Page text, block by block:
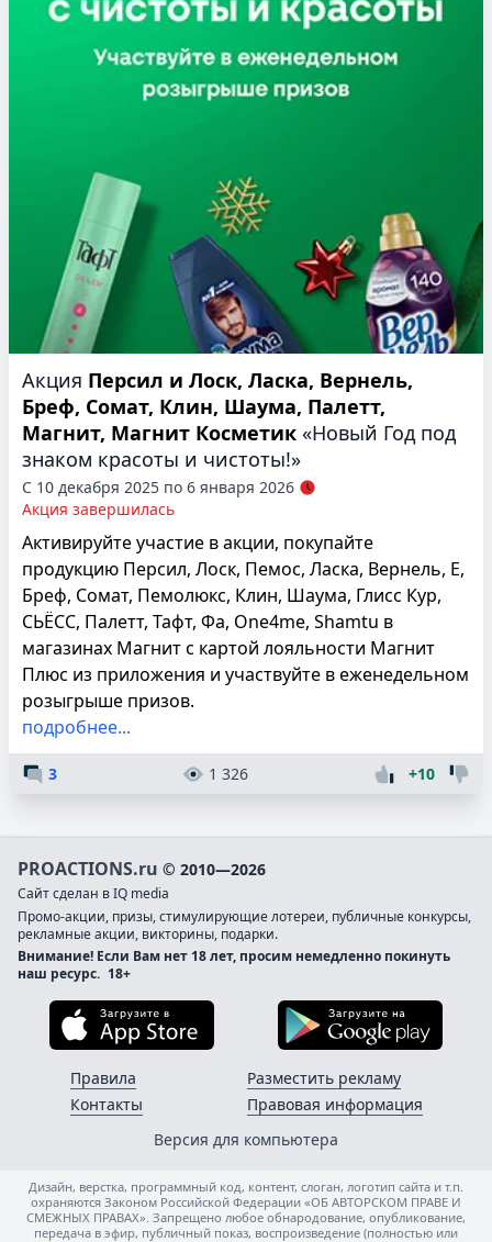
Акция Персил и Лоск, Ласка, Вернель,
Бреф, Сомат, Клин, Шаума, Палетт,
Магнит, Магнит Косметик «Новый Год под
знаком красоты и чистоты!»
С 10 декабря 2025 по 6 января 2026
Акция завершилась
Активируйте участие в акции, покупайте
продукцию Персил, Лоск, Пемос, Ласка, Вернель, Е,
Бреф, Сомат, Пемолюкс, Клин, Шаума, Глисс Кур,
СЬЁСС, Палетт, Тафт, Фа, One4me, Shamtu в
магазинах Магнит с картой лояльности Магнит
Плюс из приложения и участвуйте в еженедельном
розыгрыше призов.
подробнее...
3 1 326 +10
PROACTIONS.ru © 2010—2026
Сайт сделан в IQ media
Промо-акции, призы, стимулирующие лотереи, публичные конкурсы,
рекламные акции, викторины, подарки.
Внимание! Если Вам нет 18 лет, просим немедленно покинуть
наш ресурс. 18+
Загрузите в App Store
Правила
Контакты
Разместить рекламу
Правовая информация
Версия для компьютера
Дизайн, верстка, программный код, контент, слоган, логотип сайта и т.п.
охраняются Законом Российской Федерации «ОБ АВТОРСКОМ ПРАВЕ И
СМЕЖНЫХ ПРАВАХ». Запрещено любое обнародование, опубликование,
передача в эфир, публичный показ, воспроизведение (полностью или